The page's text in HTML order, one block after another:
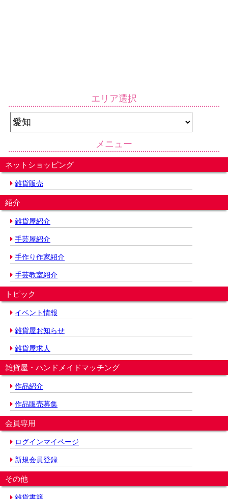
エリア選択
メニュー
ネットショッピング
雑貨販売
紹介
雑貨屋紹介
手芸屋紹介
手作り作家紹介
手芸教室紹介
トピック
イベント情報
雑貨屋お知らせ
雑貨屋求人
雑貨屋・ハンドメイドマッチング
作品紹介
作品販売募集
会員専用
ログインマイページ
新規会員登録
その他